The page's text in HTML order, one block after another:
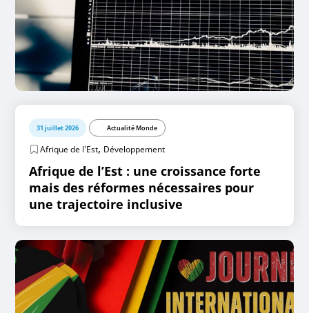
31 juillet 2026 Actualité Monde
Afrique de l'Est, Développement
Afrique de l’Est : une croissance forte
mais des réformes nécessaires pour
une trajectoire inclusive